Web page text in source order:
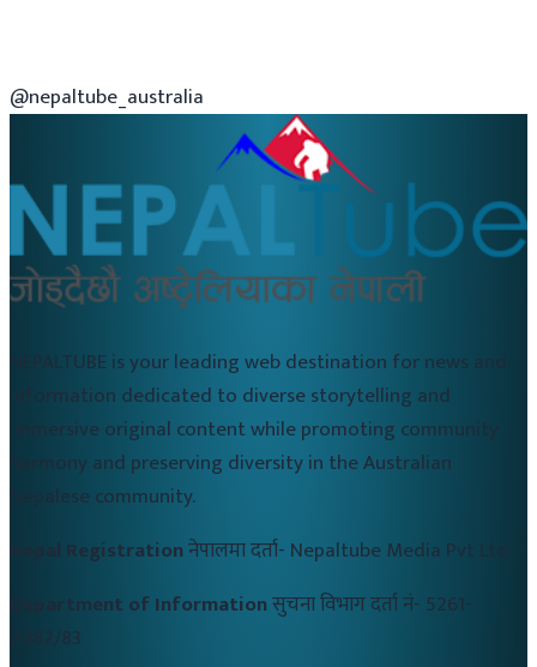
@nepaltube_australia
NEPALTUBE is your leading web destination for news and
information dedicated to diverse storytelling and
immersive original content while promoting community
harmony and preserving diversity in the Australian
Nepalese community.
Nepal Registrationनेपालमा दर्ता- Nepaltube Media Pvt Ltd
Department of Informationसुचना विभाग दर्ता नं- 5261-
2082/83